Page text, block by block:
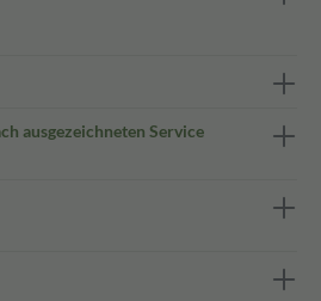
ausgezeichneten Service